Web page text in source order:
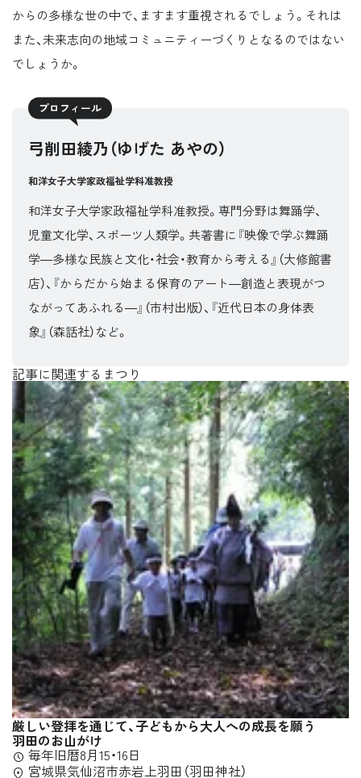
からの多様な世の中で、ますます重視されるでしょう。それは
また、未来志向の地域コミュニティーづくりとなるのではない
でしょうか。
プロフィール
弓削田綾乃（ゆげた あやの）
和洋女子大学家政福祉学科准教授
和洋女子大学家政福祉学科准教授。専門分野は舞踊学、
児童文化学、スポーツ人類学。共著書に『映像で学ぶ舞踊
学―多様な民族と文化・社会・教育から考える』（大修館書
店）、『からだから始まる保育のアート―創造と表現がつ
ながってあふれる―』（市村出版）、『近代日本の身体表
象』（森話社）など。
記事に関連するまつり
厳しい登拝を通じて、子どもから大人への成長を願う
羽田のお山がけ
毎年旧暦8月15・16日
宮城県気仙沼市赤岩上羽田（羽田神社）